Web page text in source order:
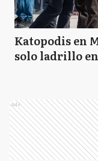
Katopodis en
solo ladrillo
Ads